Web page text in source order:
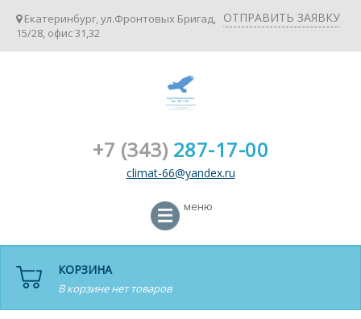
ОТПРАВИТЬ ЗАЯВКУ
Екатеринбург, ул.Фронтовых Бригад,
15/28, офис 31,32
+7 (343) 287-17-00
climat-66@yandex.ru
КОРЗИНА
В корзине нет товаров
меню